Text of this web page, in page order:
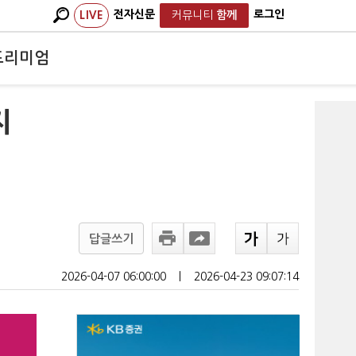
LIVE 전자신문 커뮤니티 함께 로그인
리미엄
답글쓰기
2026-04-07 06:00:00 2026-04-23 09:07:14